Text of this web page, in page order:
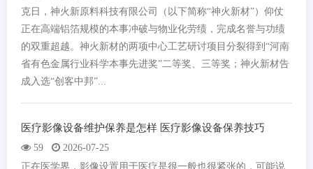
克日，神火新原料科技有限公司（以下简称“神火新材”）仰仗
正在高端铝箔规模的本事冲破与物业化劳绩，完成名誉与功绩
的双重超越。神火新材的两项中心工艺研讨项目分裂得到“河南
省有色金属行业科学本事先进奖”二等奖、三等奖；神火新材告
成入选“创客中邦”...
59 2026-07-25
医疗影像设备维护保养是怎样 医疗影像设备保养技巧
正在医学界，影像设置用于医疗是很一般也很紧张的，可能说